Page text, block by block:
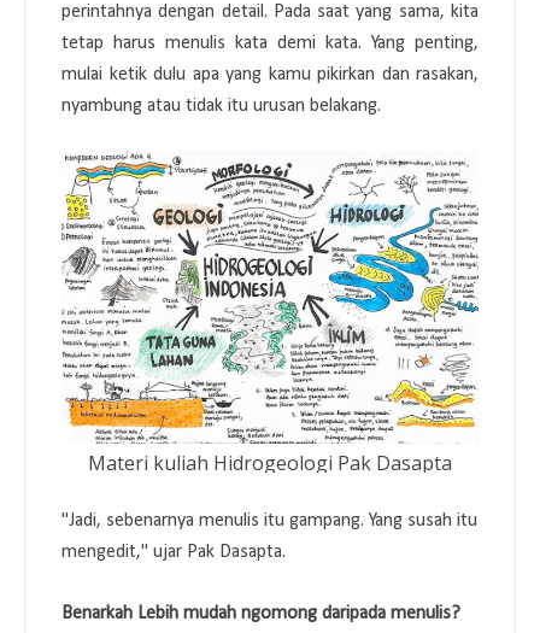
perintahnya dengan detail. Pada saat yang sama, kita
tetap harus menulis kata demi kata. Yang penting,
mulai ketik dulu apa yang kamu pikirkan dan rasakan,
nyambung atau tidak itu urusan belakang.
Materi kuliah Hidrogeologi Pak Dasapta
"Jadi, sebenarnya menulis itu gampang. Yang susah itu
mengedit," ujar Pak Dasapta.
Benarkah Lebih mudah ngomong daripada menulis?